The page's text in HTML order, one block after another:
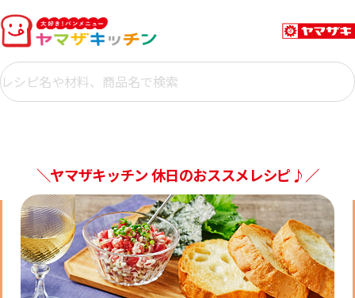
＼ヤマザキッチン 休日のおススメレシピ♪／